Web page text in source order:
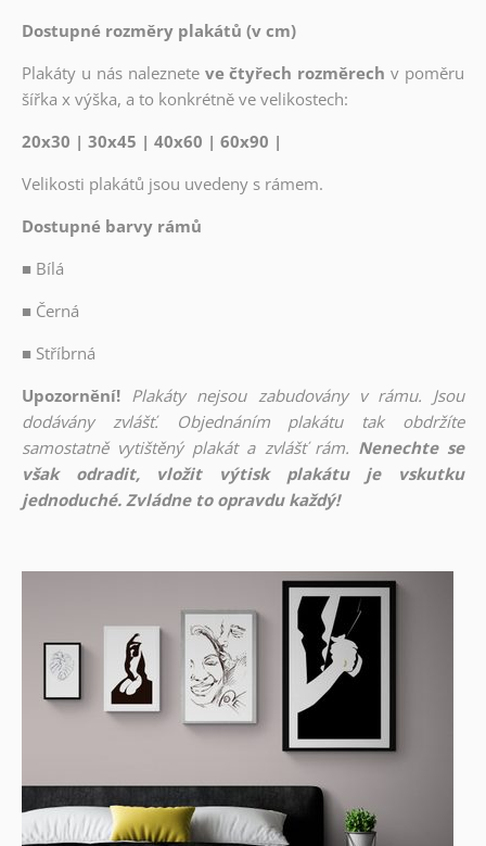
Dostupné rozměry plakátů (v cm)
Plakáty u nás naleznete ve čtyřech rozměrech v poměru
šířka x výška, a to konkrétně ve velikostech:
20x30 | 30x45 | 40x60 | 60x90 |
Velikosti plakátů jsou uvedeny s rámem.
Dostupné barvy rámů
■ Bílá
■ Černá
■ Stříbrná
Upozornění! Plakáty nejsou zabudovány v rámu. Jsou
dodávány zvlášť. Objednáním plakátu tak obdržíte
samostatně vytištěný plakát a zvlášť rám. Nenechte se
však odradit, vložit výtisk plakátu je vskutku
jednoduché. Zvládne to opravdu každý!